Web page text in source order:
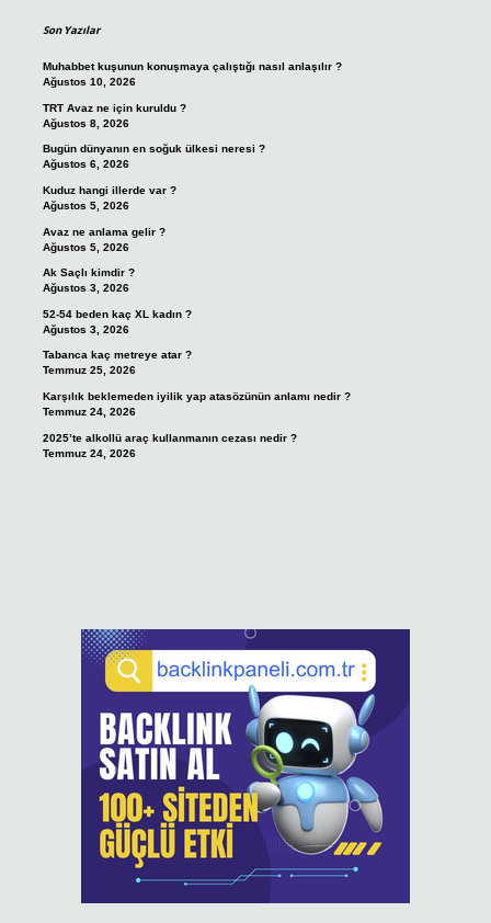
Son Yazılar
Muhabbet kuşunun konuşmaya çalıştığı nasıl anlaşılır ?
Ağustos 10, 2026
TRT Avaz ne için kuruldu ?
Ağustos 8, 2026
Bugün dünyanın en soğuk ülkesi neresi ?
Ağustos 6, 2026
Kuduz hangi illerde var ?
Ağustos 5, 2026
Avaz ne anlama gelir ?
Ağustos 5, 2026
Ak Saçlı kimdir ?
Ağustos 3, 2026
52-54 beden kaç XL kadın ?
Ağustos 3, 2026
Tabanca kaç metreye atar ?
Temmuz 25, 2026
Karşılık beklemeden iyilik yap atasözünün anlamı nedir ?
Temmuz 24, 2026
2025’te alkollü araç kullanmanın cezası nedir ?
Temmuz 24, 2026